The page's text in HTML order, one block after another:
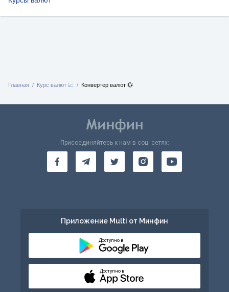
Главная Курс валют 📈 Конвертер валют 💱
Присоединяйтесь к нам в соц. сетях:
Приложение Multi от Минфин
Доступно в
Доступно в